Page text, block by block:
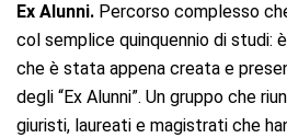
Ex Alunni. Percorso complesso
col semplice quinquennio di
che è stata appena creata e
degli “Ex Alunni”. Un gruppo che
giuristi, laureati e magistrati che